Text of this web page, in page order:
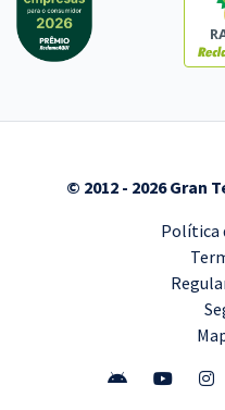
© 2012 - 2026 Gran
Política